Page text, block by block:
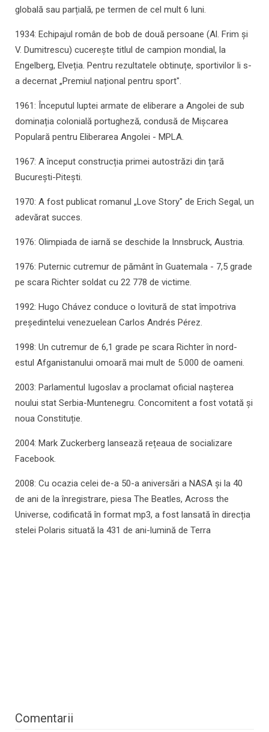
globală sau parțială, pe termen de cel mult 6 luni.
1934: Echipajul român de bob de două persoane (Al. Frim și
V. Dumitrescu) cucerește titlul de campion mondial, la
Engelberg, Elveția. Pentru rezultatele obtinuțe, sportivilor li s-
a decernat „Premiul național pentru sport".
1961: Începutul luptei armate de eliberare a Angolei de sub
dominația colonială portugheză, condusă de Mișcarea
Populară pentru Eliberarea Angolei - MPLA.
1967: A început construcția primei autostrăzi din țară
București-Pitești.
1970: A fost publicat romanul „Love Story" de Erich Segal, un
adevărat succes.
1976: Olimpiada de iarnă se deschide la Innsbruck, Austria.
1976: Puternic cutremur de pământ în Guatemala - 7,5 grade
pe scara Richter soldat cu 22 778 de victime.
1992: Hugo Chávez conduce o lovitură de stat împotriva
președintelui venezuelean Carlos Andrés Pérez.
1998: Un cutremur de 6,1 grade pe scara Richter în nord-
estul Afganistanului omoară mai mult de 5.000 de oameni.
2003: Parlamentul Iugoslav a proclamat oficial nașterea
noului stat Serbia-Muntenegru. Concomitent a fost votată și
noua Constituție.
2004: Mark Zuckerberg lansează rețeaua de socializare
Facebook.
2008: Cu ocazia celei de-a 50-a aniversări a NASA și la 40
de ani de la înregistrare, piesa The Beatles, Across the
Universe, codificată în format mp3, a fost lansată în direcția
stelei Polaris situată la 431 de ani-lumină de Terra
Comentarii